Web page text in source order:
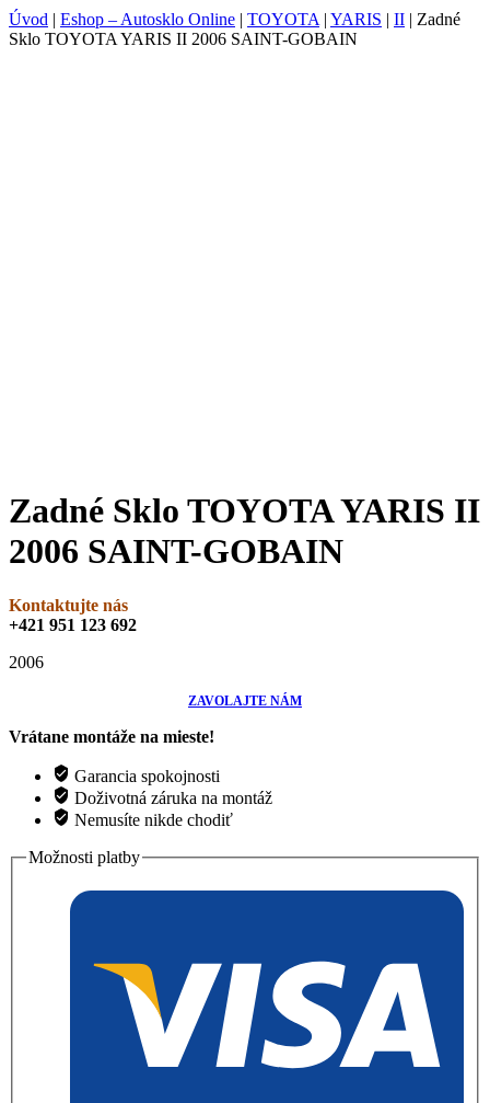
Úvod | Eshop – Autosklo Online | TOYOTA | YARIS | II | Zadné
Sklo TOYOTA YARIS II 2006 SAINT-GOBAIN
Zadné Sklo TOYOTA YARIS II
2006 SAINT-GOBAIN
Kontaktujte nás
+421 951 123 692
2006
ZAVOLAJTE NÁM
Vrátane montáže na mieste!
Garancia spokojnosti
Doživotná záruka na montáž
Nemusíte nikde chodiť
Možnosti platby